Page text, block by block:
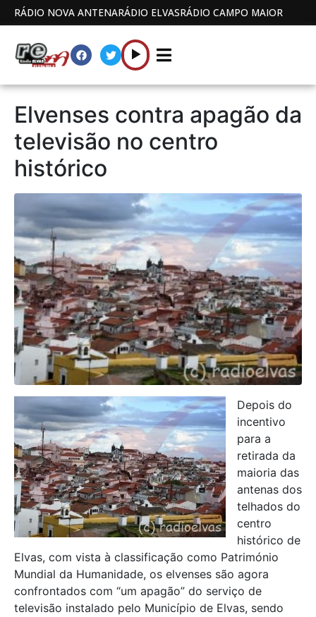
RÁDIO NOVA ANTENARÁDIO ELVASRÁDIO CAMPO MAIOR
Elvenses contra apagão da
televisão no centro
histórico
Depois do
incentivo
para a
retirada da
maioria das
antenas dos
telhados do
centro
histórico de
Elvas, com vista à classificação como Património
Mundial da Humanidade, os elvenses são agora
confrontados com “um apagão” do serviço de
televisão instalado pelo Município de Elvas, sendo